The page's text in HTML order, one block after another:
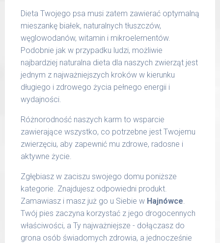
Dieta Twojego psa musi zatem zawierać optymalną
mieszankę białek, naturalnych tłuszczów,
węglowodanów, witamin i mikroelementów.
Podobnie jak w przypadku ludzi, możliwie
najbardziej naturalna dieta dla naszych zwierząt jest
jednym z najważniejszych kroków w kierunku
długiego i zdrowego życia pełnego energii i
wydajności.
Różnorodność naszych karm to wsparcie
zawierające wszystko, co potrzebne jest Twojemu
zwierzęciu, aby zapewnić mu zdrowe, radosne i
aktywne życie.
Zgłębiasz w zaciszu swojego domu poniższe
kategorie. Znajdujesz odpowiedni produkt.
Zamawiasz i masz już go u Siebie w Hajnówce.
Twój pies zaczyna korzystać z jego drogocennych
właściwości, a Ty najważniejsze - dołączasz do
grona osób świadomych zdrowia, a jednocześnie